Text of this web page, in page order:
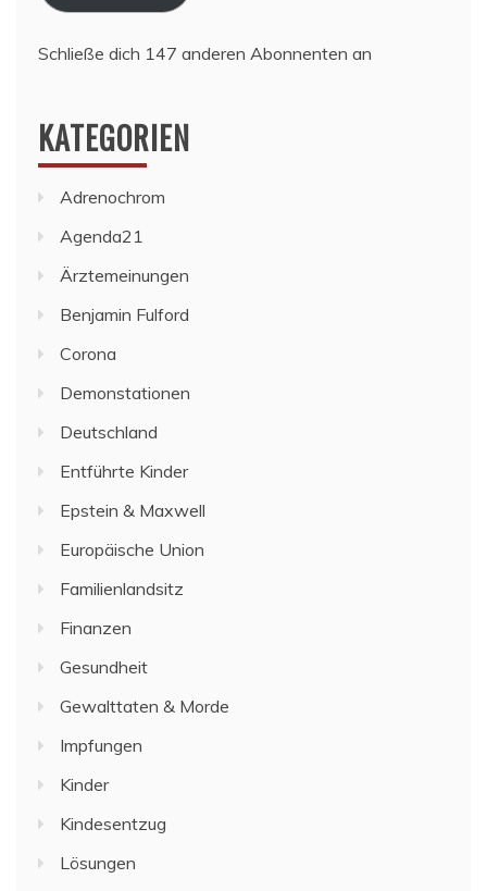
Schließe dich 147 anderen Abonnenten an
KATEGORIEN
Adrenochrom
Agenda21
Ärztemeinungen
Benjamin Fulford
Corona
Demonstationen
Deutschland
Entführte Kinder
Epstein & Maxwell
Europäische Union
Familienlandsitz
Finanzen
Gesundheit
Gewalttaten & Morde
Impfungen
Kinder
Kindesentzug
Lösungen